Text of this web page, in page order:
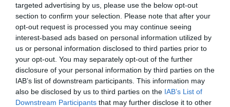
targeted advertising by us, please use the below opt-out
section to confirm your selection. Please note that after your
opt-out request is processed you may continue seeing
interest-based ads based on personal information utilized by
us or personal information disclosed to third parties prior to
your opt-out. You may separately opt-out of the further
disclosure of your personal information by third parties on the
IAB’s list of downstream participants. This information may
also be disclosed by us to third parties on the IAB’s List of
Downstream Participants that may further disclose it to other
04.08.2026 | 15:11